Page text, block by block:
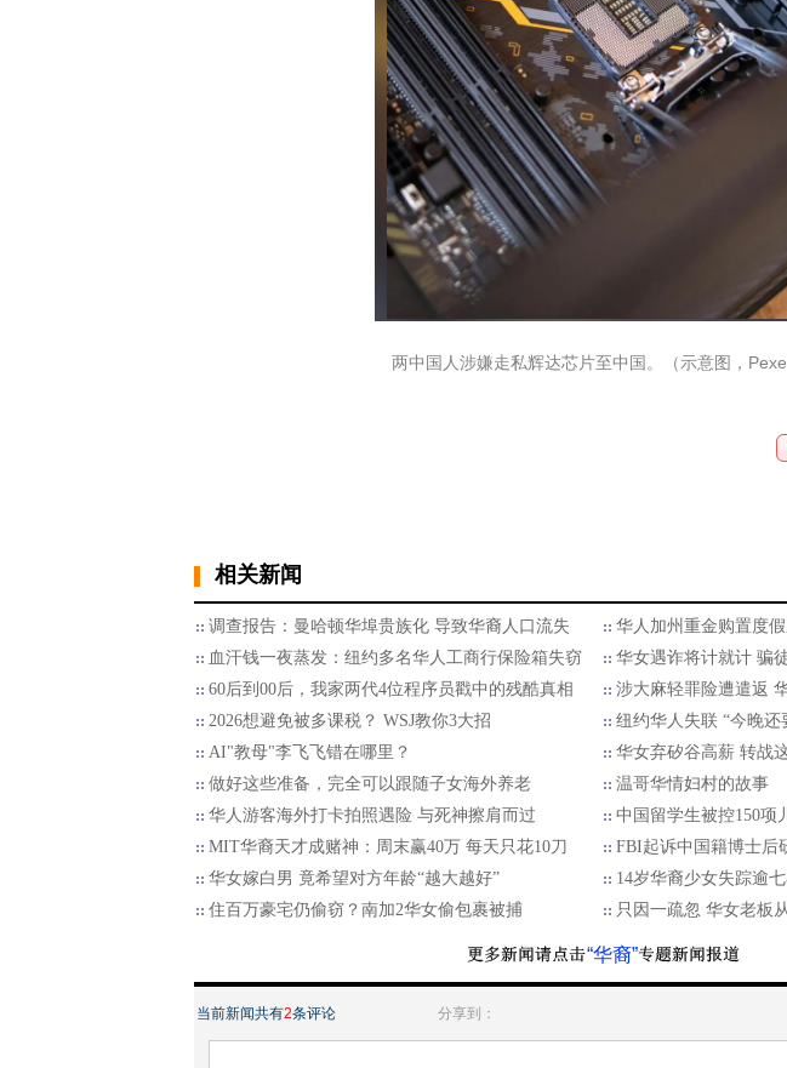
两中国人涉嫌走私辉达芯片至中国。（示意图，
相关新闻
调查报告：曼哈顿华埠贵族化 导致华裔人口流失
华人加州重金购置度
血汗钱一夜蒸发：纽约多名华人工商行保险箱失窃
华女遇诈将计就计 骗
60后到00后，我家两代4位程序员戳中的残酷真相
涉大麻轻罪险遭遣返
2026想避免被多课税？ WSJ教你3大招
纽约华人失联 “今晚还
AI"教母"李飞飞错在哪里？
华女弃矽谷高薪 转战
做好这些准备，完全可以跟随子女海外养老
温哥华情妇村的故事
华人游客海外打卡拍照遇险 与死神擦肩而过
中国留学生被控150项
MIT华裔天才成赌神：周末赢40万 每天只花10刀
FBI起诉中国籍博士后
华女嫁白男 竟希望对方年龄“越大越好”
14岁华裔少女失踪逾
住百万豪宅仍偷窃？南加2华女偷包裹被捕
只因一疏忽 华女老板
“华裔”
当前新闻共有2条评论 分享到：